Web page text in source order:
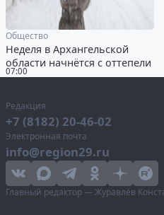
07:00
Общество
Неделя в Архангельской
области начнётся с оттепели
Редакция
+7 (8182) 20-46-02
Электронная почта
info@region29.ru
Главный редактор — Журавлёв